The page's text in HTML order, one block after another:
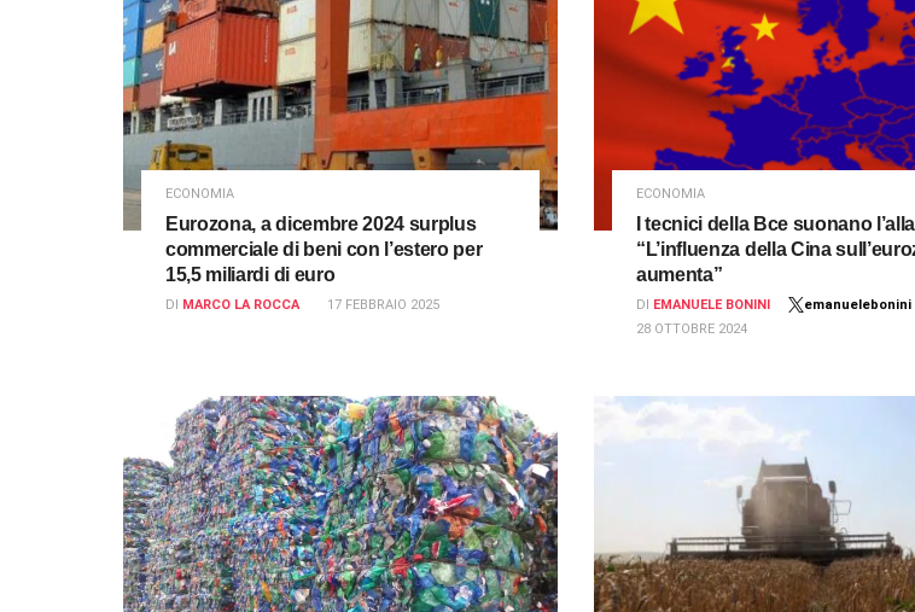
ECONOMIA
Eurozona, a dicembre 2024 surplus
commerciale di beni con l’estero per
15,5 miliardi di euro
DI MARCO LA ROCCA 17 FEBBRAIO 2025
ECONOMIA
I tecnici della Bce suonano
“L’influenza della Cina
aumenta”
DI EMANUELE BONINI
emanuelebonini
28 OTTOBRE 2024